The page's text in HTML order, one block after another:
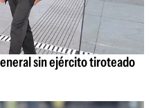
sin ejército tiroteado